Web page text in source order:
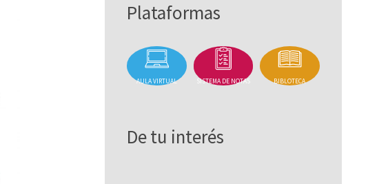
Plataformas
AULA VIRTUAL SISTEMA DE NOTAS BIBLOTECA
De tu interés